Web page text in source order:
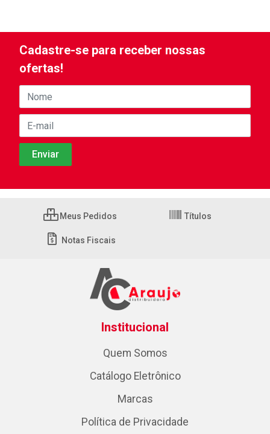
Cadastre-se para receber nossas
ofertas!
Meus Pedidos Títulos
Notas Fiscais
Institucional
Quem Somos
Catálogo Eletrônico
Marcas
Política de Privacidade